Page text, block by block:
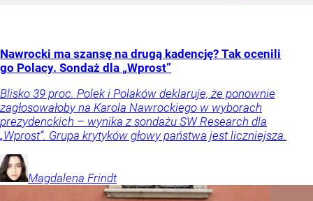
Nawrocki ma szansę na drugą kadencję? Tak ocenili
go Polacy. Sondaż dla „Wprost”
Blisko 39 proc. Polek i Polaków deklaruje, że ponownie
zagłosowałoby na Karola Nawrockiego w wyborach
prezydenckich – wynika z sondażu SW Research dla
„Wprost”. Grupa krytyków głowy państwa jest liczniejsza.
Magdalena Frindt